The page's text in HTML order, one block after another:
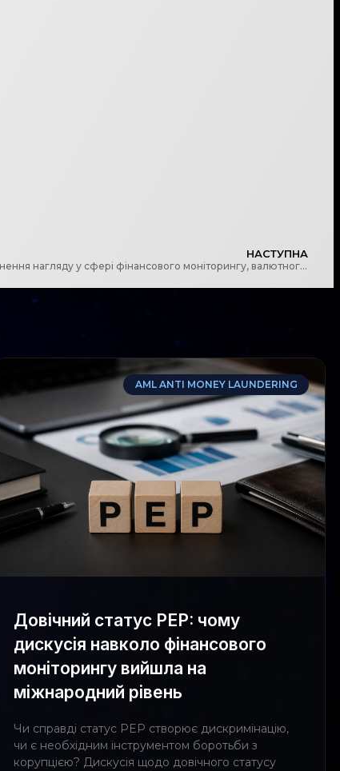
НАСТУПНА
Оновлено порядок організації та здійснення нагляду у сфері фінансового моніторингу, валютного нагляду, нагляду у сфері реалізації санкцій
AML ANTI MONEY LAUNDERING
Довічний статус PEP: чому
дискусія навколо фінансового
моніторингу вийшла на
міжнародний рівень
Чи справді статус PEP створює дискримінацію,
чи є необхідним інструментом боротьби з
корупцією? Дискусія щодо довічного статусу